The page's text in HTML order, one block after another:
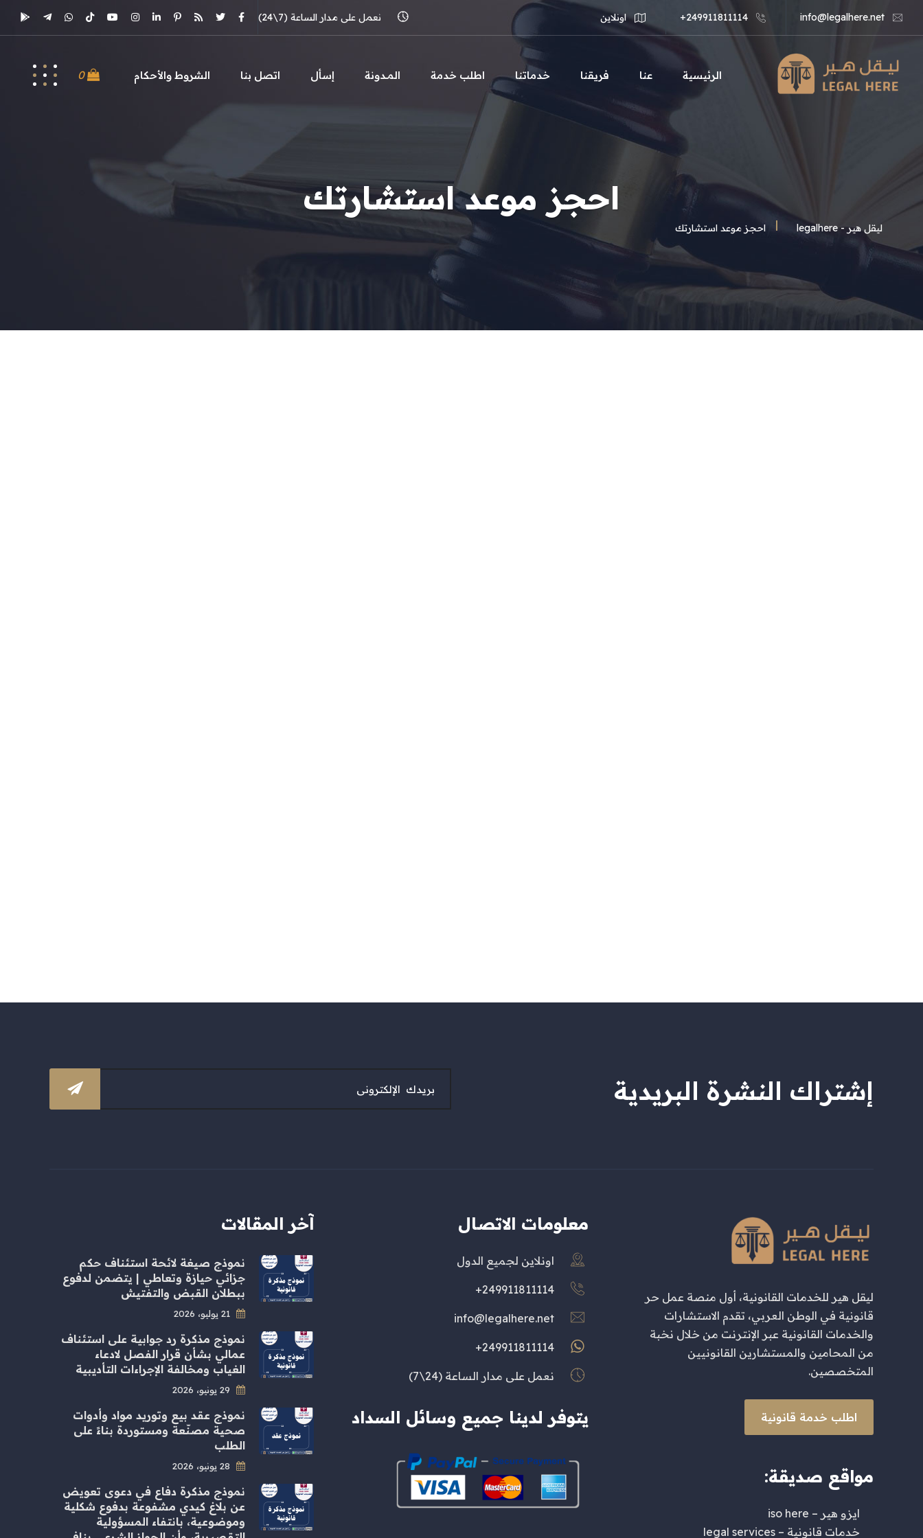
info@legalhere.net
249911811114+ اونلاين نعمل على مدار الساعة (7\24)
الرئيسية عنا فريقنا خدماتنا اطلب خدمة المـدونة إسأل اتصل بنا الشروط والأحكام 0
احجز موعد استشارتك
ليقل هير - legalhere احجز موعد استشارتك
إشتراك النشرة البريدية
ليقل هير للخدمات القانونية، أول منصة عمل حر
قانونية في الوطن العربي، تقدم الاستشارات
والخدمات القانونية عبر الإنترنت من خلال نخبة
من المحامين والمستشارين القانونيين
المتخصصين.
اطلب خدمة قانونية
مواقع صديقة:
ايزو هير – iso here
خدمات قانونية – legal services
معلومات الاتصال
اونلاين لجميع الدول
249911811114+
info@legalhere.net
249911811114+
نعمل على مدار الساعة (24\7)
يتوفر لدينا جميع وسائل السداد
آخر المقالات
نموذج صيغة لائحة استئناف حكم
جزائي حيازة وتعاطي | يتضمن لدفوع
ببطلان القبض والتفتيش
نموذج مذكرة رد جوابية على استئناف
عمالي بشأن قرار الفصل لادعاء
الغياب ومخالفة الإجراءات التأديبية
نموذج عقد بيع وتوريد مواد وأدوات
صحية مصنّعة ومستوردة بناءً على
الطلب
نموذج مذكرة دفاع في دعوى تعويض
عن بلاغ كيدي مشفوعة بدفوع شكلية
وموضوعية، بانتفاء المسؤولية